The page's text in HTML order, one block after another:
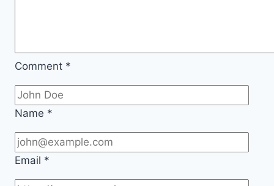
Comment *
Name *
Email *